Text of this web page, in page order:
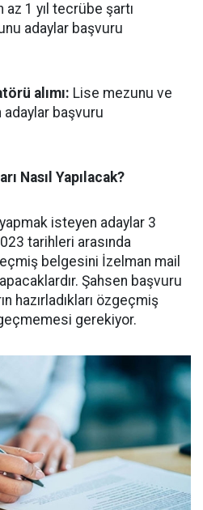
az 1 yıl tecrübe şartı
adaylar başvuru
alımı: Lise mezunu ve
başvuru
Nasıl Yapılacak?
isteyen adaylar 3
tarihleri arasında
belgesini İzelman mail
Şahsen başvuru
hazırladıkları özgeçmiş
gerekiyor.